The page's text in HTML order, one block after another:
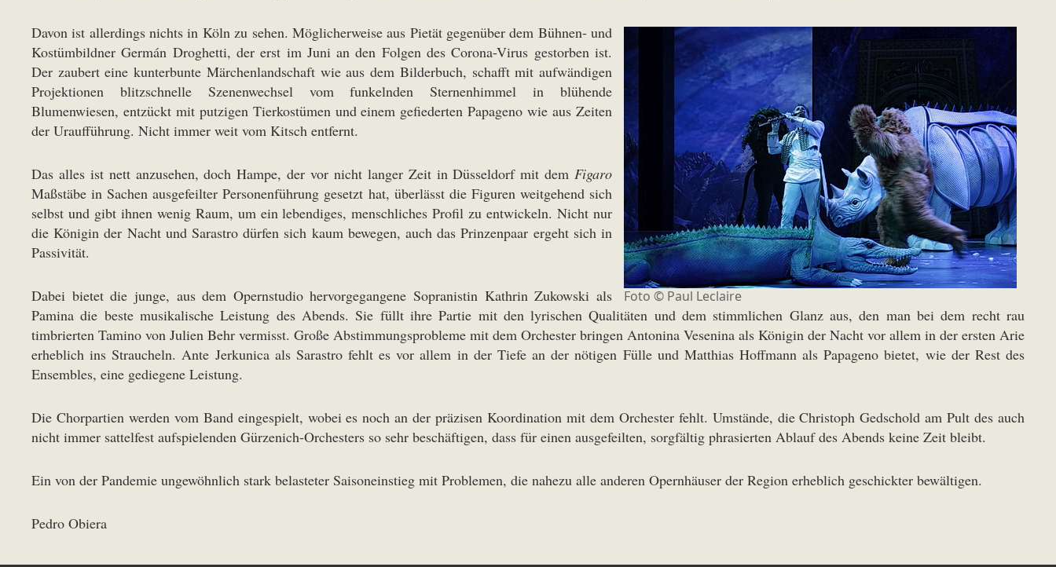
Foto © Paul Leclaire
Davon ist allerdings nichts in Köln zu sehen. Möglicherweise aus Pietät gegenüber dem Bühnen- und
Kostümbildner Germán Droghetti, der erst im Juni an den Folgen des Corona-Virus gestorben ist.
Der zaubert eine kunterbunte Märchenlandschaft wie aus dem Bilderbuch, schafft mit aufwändigen
Projektionen blitzschnelle Szenenwechsel vom funkelnden Sternenhimmel in blühende
Blumenwiesen, entzückt mit putzigen Tierkostümen und einem gefiederten Papageno wie aus Zeiten
der Uraufführung. Nicht immer weit vom Kitsch entfernt.
Das alles ist nett anzusehen, doch Hampe, der vor nicht langer Zeit in Düsseldorf mit dem Figaro
Maßstäbe in Sachen ausgefeilter Personenführung gesetzt hat, überlässt die Figuren weitgehend sich
selbst und gibt ihnen wenig Raum, um ein lebendiges, menschliches Profil zu entwickeln. Nicht nur
die Königin der Nacht und Sarastro dürfen sich kaum bewegen, auch das Prinzenpaar ergeht sich in
Passivität.
Dabei bietet die junge, aus dem Opernstudio hervorgegangene Sopranistin Kathrin Zukowski als
Pamina die beste musikalische Leistung des Abends. Sie füllt ihre Partie mit den lyrischen Qualitäten und dem stimmlichen Glanz aus, den man bei dem recht rau
timbrierten Tamino von Julien Behr vermisst. Große Abstimmungsprobleme mit dem Orchester bringen Antonina Vesenina als Königin der Nacht vor allem in der ersten Arie
erheblich ins Straucheln. Ante Jerkunica als Sarastro fehlt es vor allem in der Tiefe an der nötigen Fülle und Matthias Hoffmann als Papageno bietet, wie der Rest des
Ensembles, eine gediegene Leistung.
Die Chorpartien werden vom Band eingespielt, wobei es noch an der präzisen Koordination mit dem Orchester fehlt. Umstände, die Christoph Gedschold am Pult des auch
nicht immer sattelfest aufspielenden Gürzenich-Orchesters so sehr beschäftigen, dass für einen ausgefeilten, sorgfältig phrasierten Ablauf des Abends keine Zeit bleibt.
Ein von der Pandemie ungewöhnlich stark belasteter Saisoneinstieg mit Problemen, die nahezu alle anderen Opernhäuser der Region erheblich geschickter bewältigen.
Pedro Obiera